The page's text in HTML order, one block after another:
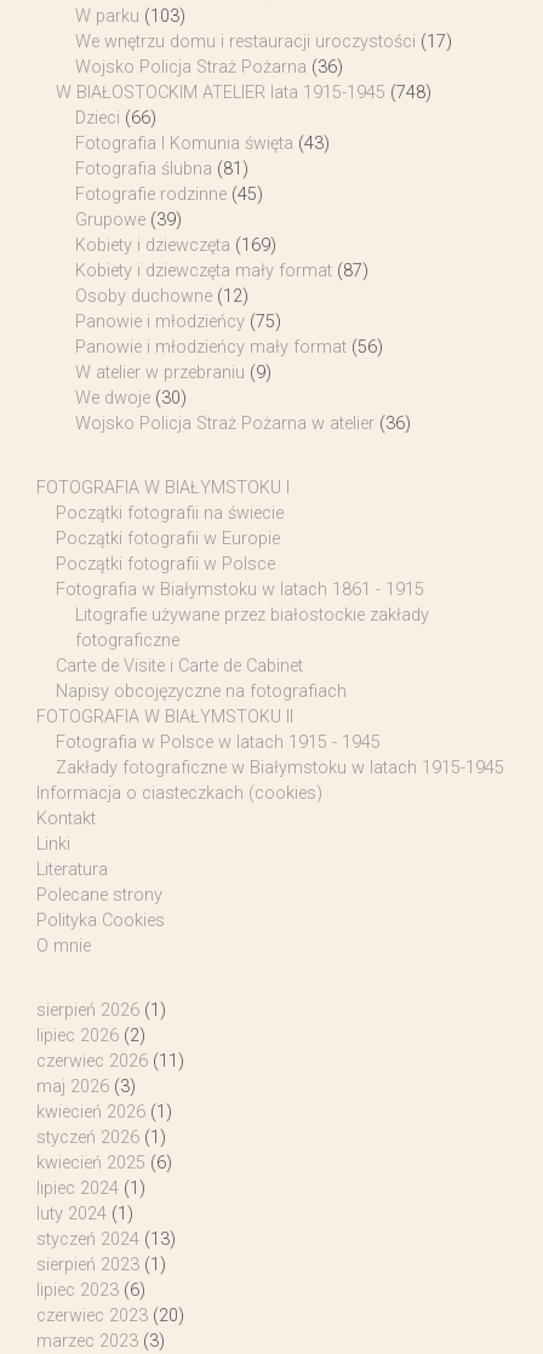
W parku (103)
We wnętrzu domu i restauracji uroczystości (17)
Wojsko Policja Straż Pożarna (36)
W BIAŁOSTOCKIM ATELIER lata 1915-1945 (748)
Dzieci (66)
Fotografia I Komunia święta (43)
Fotografia ślubna (81)
Fotografie rodzinne (45)
Grupowe (39)
Kobiety i dziewczęta (169)
Kobiety i dziewczęta mały format (87)
Osoby duchowne (12)
Panowie i młodzieńcy (75)
Panowie i młodzieńcy mały format (56)
W atelier w przebraniu (9)
We dwoje (30)
Wojsko Policja Straż Pożarna w atelier (36)
FOTOGRAFIA W BIAŁYMSTOKU I
Początki fotografii na świecie
Początki fotografii w Europie
Początki fotografii w Polsce
Fotografia w Białymstoku w latach 1861 - 1915
Litografie używane przez białostockie zakłady
fotograficzne
Carte de Visite i Carte de Cabinet
Napisy obcojęzyczne na fotografiach
FOTOGRAFIA W BIAŁYMSTOKU II
Fotografia w Polsce w latach 1915 - 1945
Zakłady fotograficzne w Białymstoku w latach 1915-1945
Informacja o ciasteczkach (cookies)
Kontakt
Linki
Literatura
Polecane strony
Polityka Cookies
O mnie
sierpień 2026 (1)
lipiec 2026 (2)
czerwiec 2026 (11)
maj 2026 (3)
kwiecień 2026 (1)
styczeń 2026 (1)
kwiecień 2025 (6)
lipiec 2024 (1)
luty 2024 (1)
styczeń 2024 (13)
sierpień 2023 (1)
lipiec 2023 (6)
czerwiec 2023 (20)
marzec 2023 (3)